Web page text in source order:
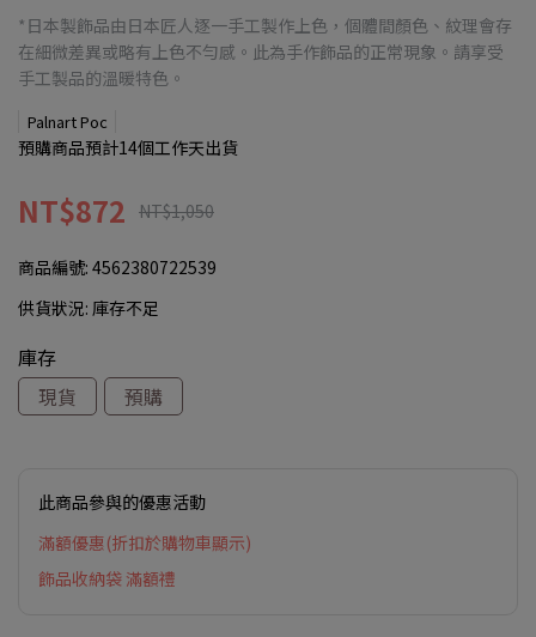
*日本製飾品由日本匠人逐一手工製作上色，個體間顏色、紋理會存
在細微差異或略有上色不勻感。此為手作飾品的正常現象。請享受
手工製品的溫暖特色。
Palnart Poc
預購商品預計14個工作天出貨
NT$872 NT$1,050
商品編號: 4562380722539
供貨狀況: 庫存不足
庫存
現貨
預購
此商品參與的優惠活動
滿額優惠(折扣於購物車顯示)
飾品收納袋 滿額禮